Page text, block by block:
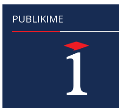
PUBLIKIME